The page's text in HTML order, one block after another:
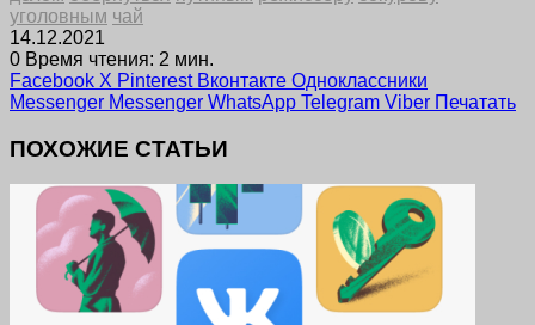
уголовным чай
14.12.2021
0 Время чтения: 2 мин.
Facebook X Pinterest Вконтакте Одноклассники
Messenger Messenger WhatsApp Telegram Viber Печатать
ПОХОЖИЕ СТАТЬИ